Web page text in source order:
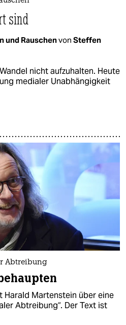
sind
und Rauschenvon Steffen
nicht aufzuhalten. Heute
medialer Unabhängigkeit
Abtreibung
Harald Martenstein über eine
Abtreibung“. Der Text ist